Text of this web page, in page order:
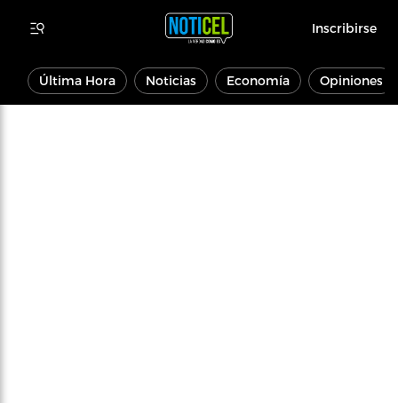
Inscribirse
Última Hora Noticias Economía Opiniones